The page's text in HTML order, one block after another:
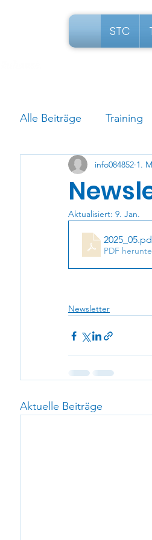
STC
Alle Beiträge Training
info084852 1.
Aktualisiert: 9. Jan.
2025_05
PDF
Newsletter
Aktuelle Beiträge